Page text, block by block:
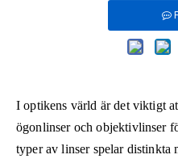
I optikens värld är det viktigt
ögonlinser och objektivlinser
typer av linser spelar distinkta